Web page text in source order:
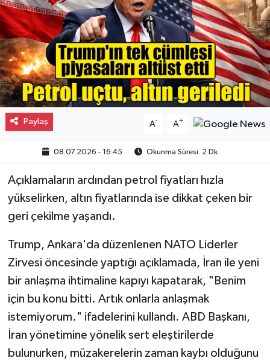
Paylaş A- A+
08.07.2026 - 16:45 Okunma Süresi: 2 Dk
Açıklamaların ardından petrol fiyatları hızla
yükselirken, altın fiyatlarında ise dikkat çeken bir
geri çekilme yaşandı.
Trump, Ankara'da düzenlenen NATO Liderler
Zirvesi öncesinde yaptığı açıklamada, İran ile yeni
bir anlaşma ihtimaline kapıyı kapatarak, "Benim
için bu konu bitti. Artık onlarla anlaşmak
istemiyorum." ifadelerini kullandı. ABD Başkanı,
İran yönetimine yönelik sert eleştirilerde
bulunurken, müzakerelerin zaman kaybı olduğunu
Eğitim